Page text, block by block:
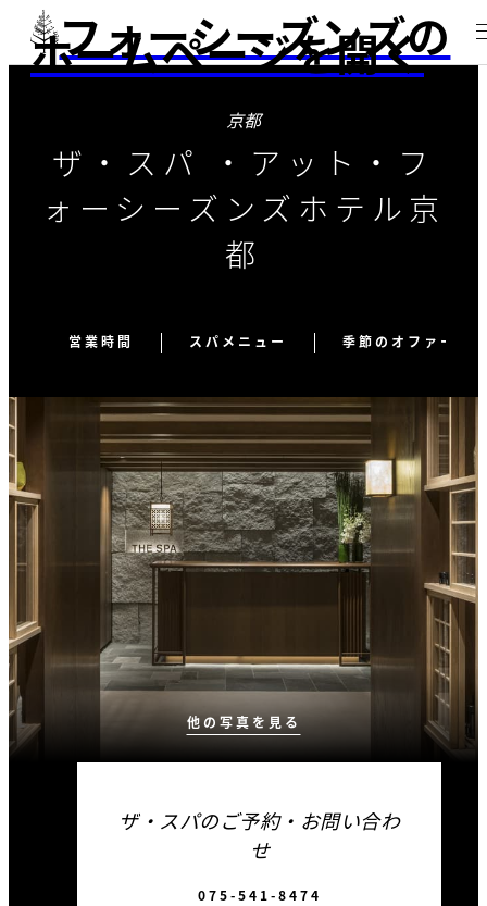
フォーシーズンズの
ホームページを開く
京都
ザ・スパ ・アット・フ
ォーシーズンズホテル京
都
営業時間 スパメニュー 季節のオファー&
他の写真を見る
ザ・スパのご予約・お問い合わ
せ
075-541-8474